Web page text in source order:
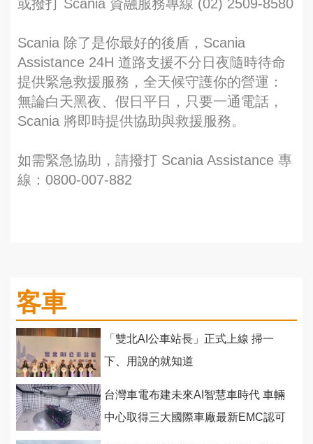
或撥打 Scania 資融服務專線 (02) 2509-8580
Scania 除了是你最好的後盾，Scania
Assistance 24H 道路支援不分日夜隨時待命
提供緊急救援服務，全天候守護你的營運：
無論白天黑夜、假日平日，只要一通電話，
Scania 將即時提供協助與救援服務。
如需緊急協助，請撥打 Scania Assistance 專
線：0800-007-882
客車
「雙北AI公車站長」正式上線 掃一
下、用說的就知道
台灣車電布建未來AI智慧車時代 車輛
中心取得三大國際車廠最新EMC認可